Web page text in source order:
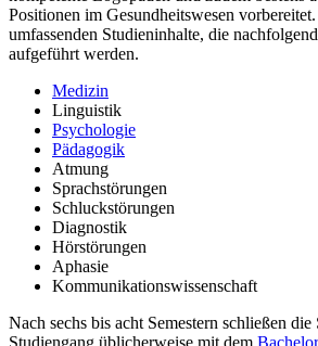
Positionen im Gesundheitswesen
umfassenden Studieninhalte, die
aufgeführt werden.
Medizin
Linguistik
Psychologie
Pädagogik
Atmung
Sprachstörungen
Schluckstörungen
Diagnostik
Hörstörungen
Aphasie
Kommunikationswissenschaft
Nach sechs bis acht Semestern schließen die
Studiengang üblicherweise mit dem